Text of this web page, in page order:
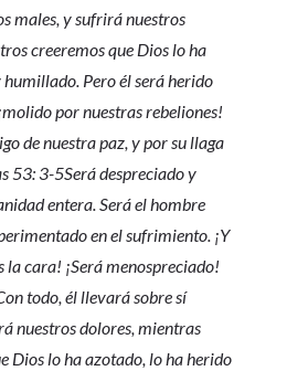
males, y sufrirá nuestros
creeremos que Dios lo ha
Pero él será herido
por nuestras rebeliones!
de nuestra paz, y por su llaga
53: 3-5Será despreciado y
entera. Será el hombre
en el sufrimiento. ¡Y
la cara! ¡Será menospreciado!
todo, él llevará sobre sí
nuestros dolores, mientras
Dios lo ha azotado, lo ha herido